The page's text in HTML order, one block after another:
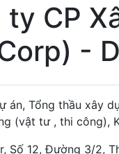
ty CP
-
án, Tổng thầu xây
(vật tư , thi công),
Số 12, Đường 3/2,